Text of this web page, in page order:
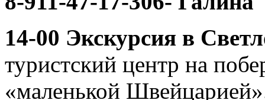
14-00 Экскурсия в
туристский центр на
«маленькой